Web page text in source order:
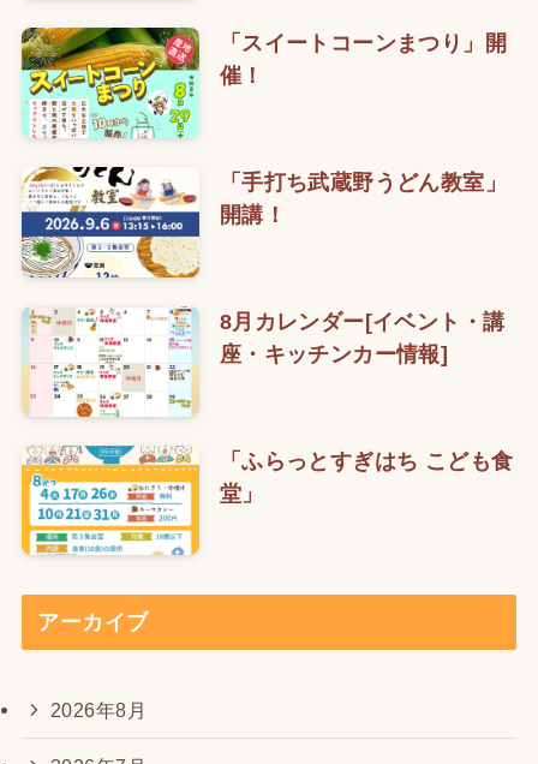
「スイートコーンまつり」開
催！
「手打ち武蔵野うどん教室」
開講！
8月カレンダー[イベント・講
座・キッチンカー情報]
「ふらっとすぎはち こども食
堂」
アーカイブ
2026年8月